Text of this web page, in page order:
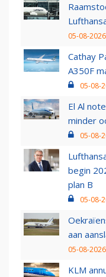
05-08-
Cathay
A350F
05-08-
El Al
minder
05-08-
begin
plan B
05-08-
aan
05-08-
KLM